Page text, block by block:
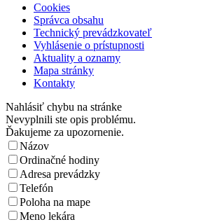
Cookies
Správca obsahu
Technický prevádzkovateľ
Vyhlásenie o prístupnosti
Aktuality a oznamy
Mapa stránky
Kontakty
Nahlásiť chybu na stránke
Nevyplnili ste opis problému.
Ďakujeme za upozornenie.
Názov
Ordinačné hodiny
Adresa prevádzky
Telefón
Poloha na mape
Meno lekára